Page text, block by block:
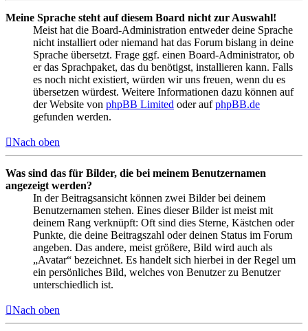
Meine Sprache steht auf diesem Board nicht zur Auswahl!
Meist hat die Board-Administration entweder deine Sprache
nicht installiert oder niemand hat das Forum bislang in deine
Sprache übersetzt. Frage ggf. einen Board-Administrator, ob
er das Sprachpaket, das du benötigst, installieren kann. Falls
es noch nicht existiert, würden wir uns freuen, wenn du es
übersetzen würdest. Weitere Informationen dazu können auf
der Website von phpBB Limited oder aufphpBB.de
gefunden werden.
Nach oben
Was sind das für Bilder, die bei meinem Benutzernamen
angezeigt werden?
In der Beitragsansicht können zwei Bilder bei deinem
Benutzernamen stehen. Eines dieser Bilder ist meist mit
deinem Rang verknüpft: Oft sind dies Sterne, Kästchen oder
Punkte, die deine Beitragszahl oder deinen Status im Forum
angeben. Das andere, meist größere, Bild wird auch als
„Avatar“ bezeichnet. Es handelt sich hierbei in der Regel um
ein persönliches Bild, welches von Benutzer zu Benutzer
unterschiedlich ist.
Nach oben